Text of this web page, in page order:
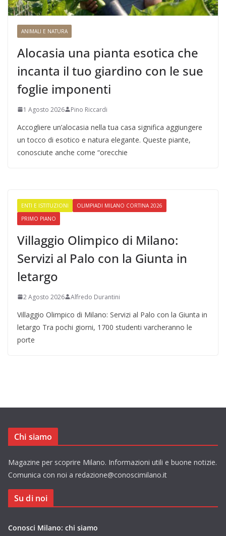
ANIMALI E NATURA
Alocasia una pianta esotica che
incanta il tuo giardino con le sue
foglie imponenti
1 Agosto 2026 Pino Riccardi
Accogliere un’alocasia nella tua casa significa aggiungere
un tocco di esotico e natura elegante. Queste piante,
conosciute anche come “orecchie
ENTI E ISTITUZIONI
OLIMPIADI MILANO CORTINA 2026
PRIMO PIANO
Villaggio Olimpico di Milano:
Servizi al Palo con la Giunta in
letargo
2 Agosto 2026 Alfredo Durantini
Villaggio Olimpico di Milano: Servizi al Palo con la Giunta in
letargo Tra pochi giorni, 1700 studenti varcheranno le
porte
Chi siamo
Magazine per scoprire Milano. Informazioni utili e buone notizie.
Comunica con noi a redazione@conoscimilano.it
Su di noi
Conosci Milano: chi siamo